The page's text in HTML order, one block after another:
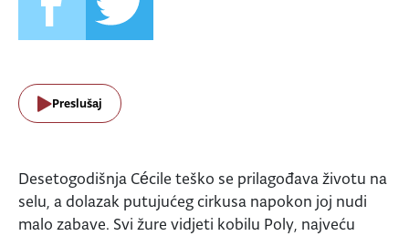
Preslušaj
Desetogodišnja Cécile teško se prilagođava životu na
selu, a dolazak putujućeg cirkusa napokon joj nudi
malo zabave. Svi žure vidjeti kobilu Poly, najveću